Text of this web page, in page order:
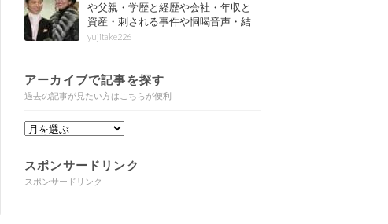
や父親・学歴と経歴や会社・年収と
資産・刺される事件や恫喝音声・結
婚と子供や自宅・脳梗塞の病気もま
とめ
yujitake226
アーカイブで記事を探す
過去の記事が見たい方はこちらが便利
スポンサードリンク
スポンサードリンク